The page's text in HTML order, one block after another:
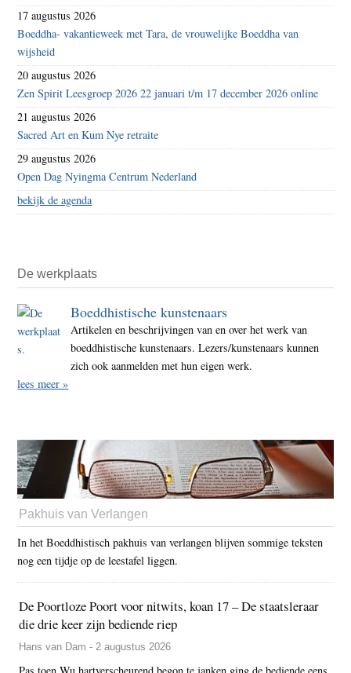
17 augustus 2026
Boeddha- vakantieweek met Tara, de vrouwelijke Boeddha van
wijsheid
20 augustus 2026
Zen Spirit Leesgroep 2026 22 januari t/m 17 december 2026 online
21 augustus 2026
Sacred Art en Kum Nye retraite
29 augustus 2026
Open Dag Nyingma Centrum Nederland
bekijk de agenda
De werkplaats
Boeddhistische kunstenaars
Artikelen en beschrijvingen van en over het werk van
boeddhistische kunstenaars. Lezers/kunstenaars kunnen
zich ook aanmelden met hun eigen werk.
lees meer »
Pakhuis van Verlangen
In het Boeddhistisch pakhuis van verlangen blijven sommige teksten
nog een tijdje op de leestafel liggen.
De Poortloze Poort voor nitwits, koan 17 – De staatsleraar
die drie keer zijn bediende riep
Hans van Dam - 2 augustus 2026